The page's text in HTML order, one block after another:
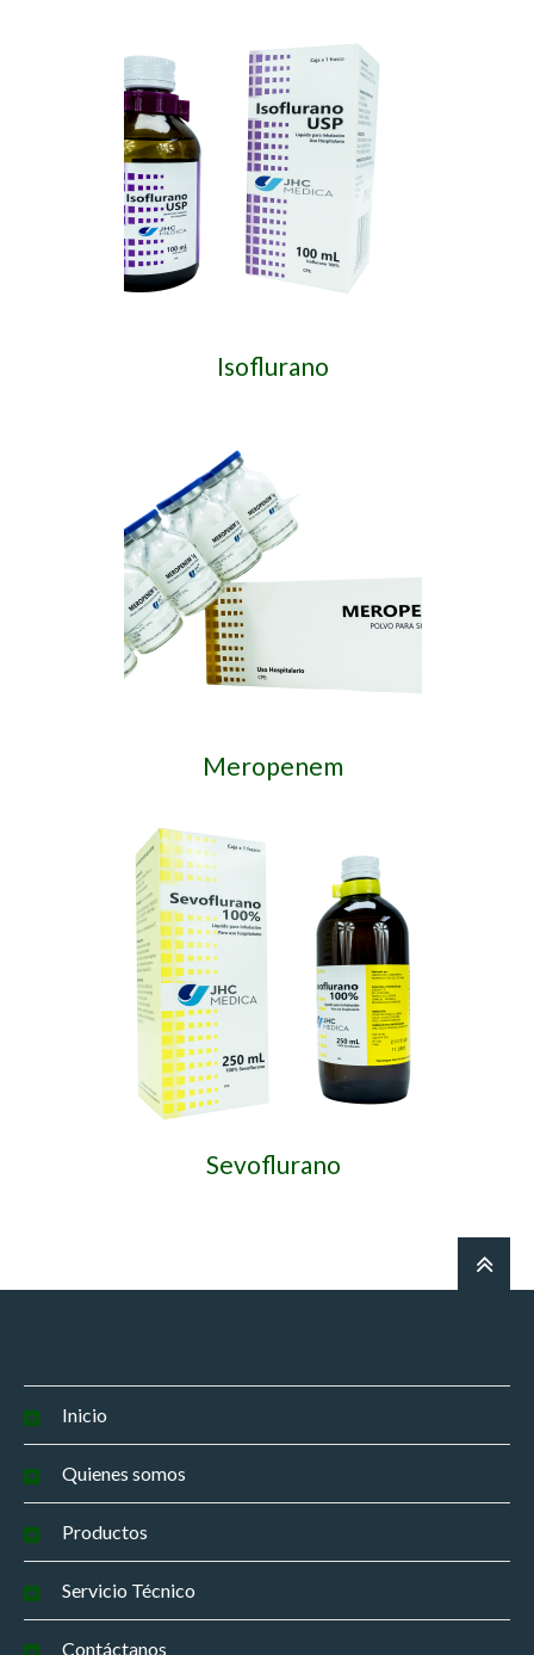
Isoflurano
Meropenem
Sevoflurano
Inicio
Quienes somos
Productos
Servicio Técnico
Contáctanos